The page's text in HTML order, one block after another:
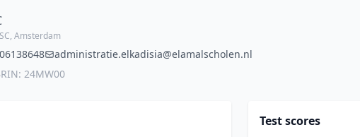
Amsterdam
administratie.elkadisia@elamalscholen.nl
24MW00
Test scores